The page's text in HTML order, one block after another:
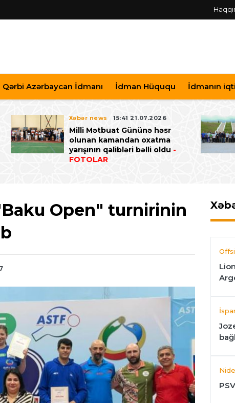
Qərbi Azərbaycan İdmanı İdman Hüququ İdmanın
Xəbər news 15:41 21.07.2026
Milli Mətbuat Gününə həsr
olunan kamandan oxatma
yarışının qalibləri bəlli oldu -
FOTOLAR
Open" turnirinin